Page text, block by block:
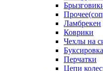
Ламбрекен
Коврики
Чехлы на
Буксировка
Перчатки
Цепи